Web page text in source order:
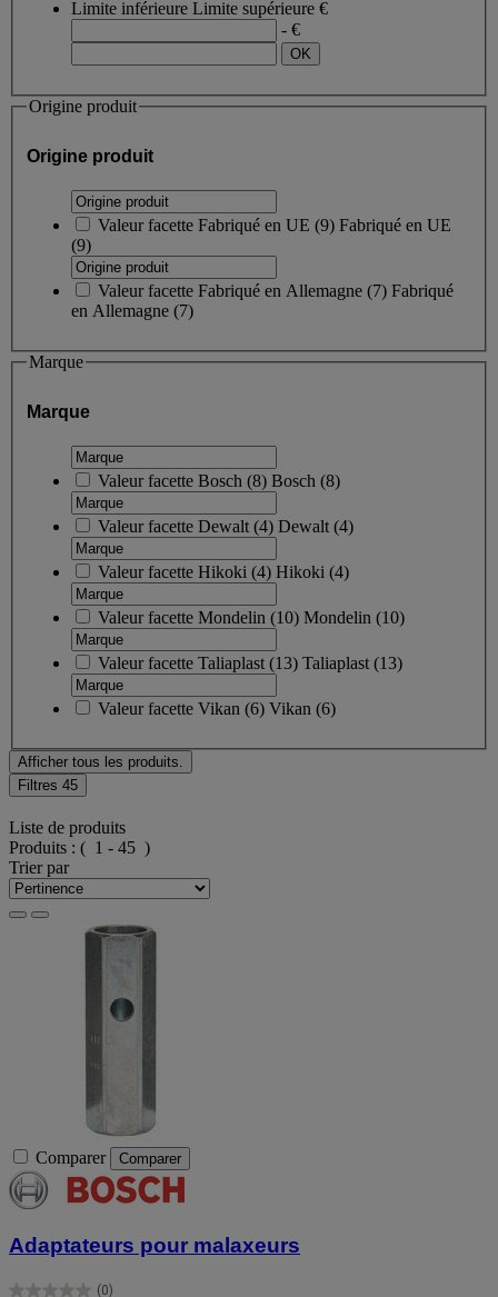
Limite inférieure Limite supérieure €
- €
Origine produit
Origine produit
Valeur facette Fabriqué en UE (9) Fabriqué en UE
(9)
Valeur facette Fabriqué en Allemagne (7) Fabriqué
en Allemagne (7)
Marque
Marque
Valeur facette Bosch (8) Bosch (8)
Valeur facette Dewalt (4) Dewalt (4)
Valeur facette Hikoki (4) Hikoki (4)
Valeur facette Mondelin (10) Mondelin (10)
Valeur facette Taliaplast (13) Taliaplast (13)
Valeur facette Vikan (6) Vikan (6)
Afficher tous les produits.
Filtres 45
Liste de produits
Produits : ( 1 - 45 )
Trier par
Comparer Comparer
Adaptateurs pour malaxeurs
(0)